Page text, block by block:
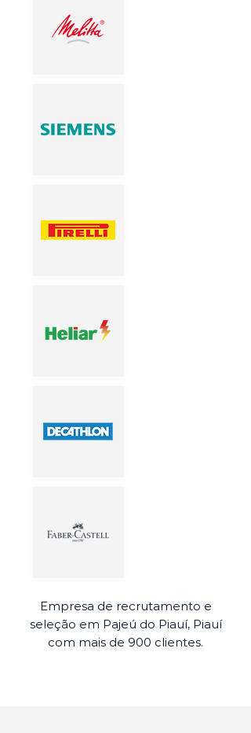
Empresa de recrutamento e
seleção em Pajeú do Piauí, Piauí
com mais de 900 clientes.